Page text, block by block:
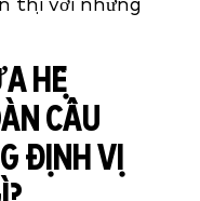
thị với những
HỆ
CẦU
ĐỊNH VỊ